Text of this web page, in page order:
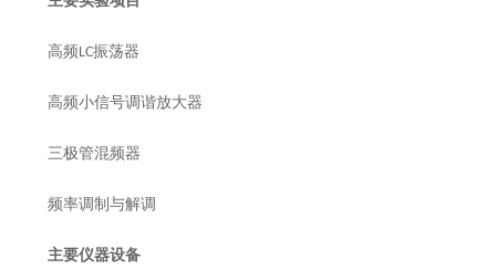
高频LC振荡器
高频小信号调谐放大器
三极管混频器
频率调制与解调
主要仪器设备